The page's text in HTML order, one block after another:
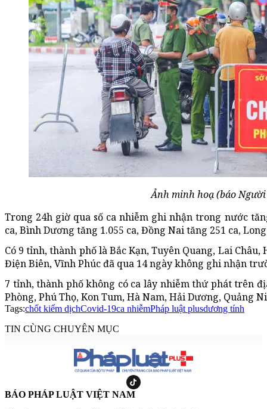
Ảnh minh hoạ (báo
Trong 24h giờ qua số ca nhiễm ghi nhận trong nước
ca, Bình Dương tăng 1.055 ca, Đồng Nai tăng 251 ca,
Có 9 tỉnh, thành phố là Bắc Kạn, Tuyên Quang, Lai
Điện Biên, Vĩnh Phúc đã qua 14 ngày không ghi nhận
7 tỉnh, thành phố không có ca lây nhiễm thứ phát trên
Phòng, Phú Thọ, Kon Tum, Hà Nam, Hải Dương, Quảng
Tags:chốt kiểm dịchCovid-19ca nhiễmPháp luật plusdương tính
TIN CÙNG CHUYÊN MỤC
BÁO PHÁP LUẬT VIỆT NAM